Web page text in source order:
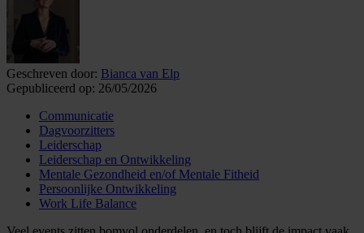
Geschreven door: Bianca van Elp
Gepubliceerd op: 26/05/2026
Communicatie
Dagvoorzitters
Leiderschap
Leiderschap en Ontwikkeling
Mentale Gezondheid en/of Mentale Fitheid
Persoonlijke Ontwikkeling
Work Life Balance